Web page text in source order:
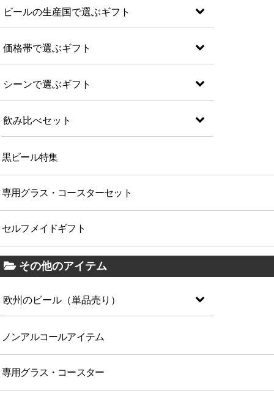
ビールの生産国で選ぶギフト
価格帯で選ぶギフト
シーンで選ぶギフト
飲み比べセット
黒ビール特集
専用グラス・コースターセット
セルフメイドギフト
その他のアイテム
欧州のビール（単品売り）
ノンアルコールアイテム
専用グラス・コースター